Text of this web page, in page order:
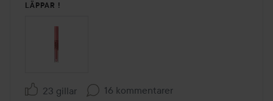
LÄPPAR !
23 gillar 16 kommentarer